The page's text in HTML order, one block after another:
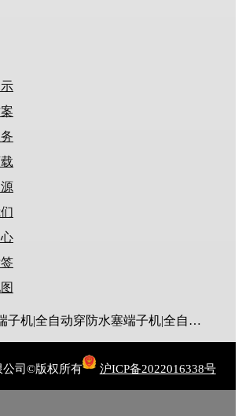
全自动穿胶壳端子机|全自动穿防水塞端子机|全自动穿热缩管端子机|全自动穿护套端子机|全自动穿号码管端子机|全自动端子机|全自动穿防水栓端子机|端子压着机|端子压接机|静音端子机|多芯线端子机|护套线端子机|全自动排线端子机|新能源大平方压接机|电脑剥线机|自动剥线机|裁线机|剥线机
公司©版权所有 沪ICP备2022016338号